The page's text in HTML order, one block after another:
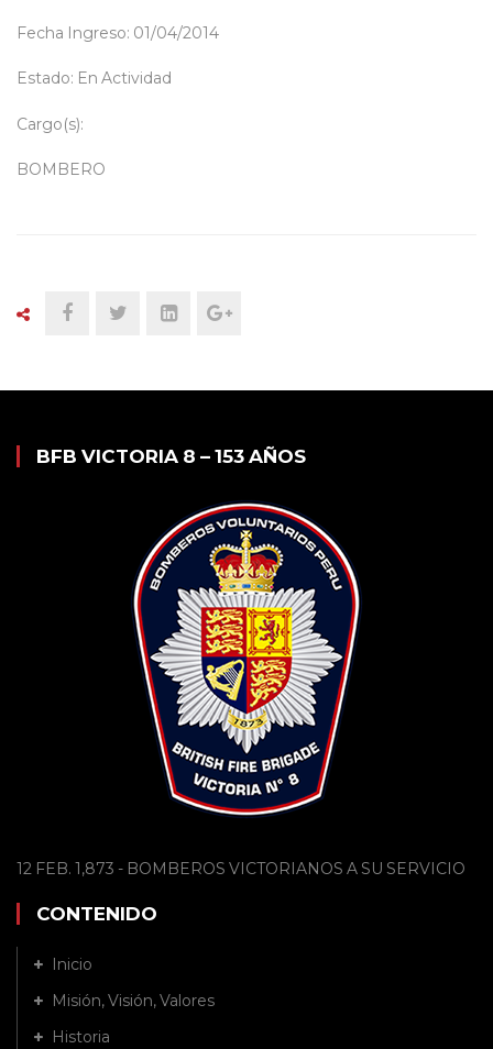
Fecha Ingreso: 01/04/2014
Estado: En Actividad
Cargo(s):
BOMBERO
BFB VICTORIA 8 – 153 AÑOS
12 FEB. 1,873 - BOMBEROS VICTORIANOS A SU SERVICIO
CONTENIDO
Inicio
Misión, Visión, Valores
Historia